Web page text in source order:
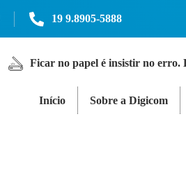
19 9.8905-5888
Ficar no papel é insistir no erro.
Início Sobre a Digicom